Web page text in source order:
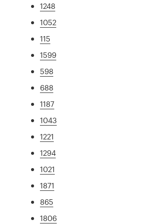
1248
1052
115
1599
598
688
1187
1043
1221
1294
1021
1871
865
1806